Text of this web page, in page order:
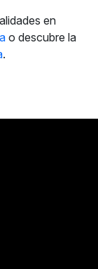
en
o descubre la
.